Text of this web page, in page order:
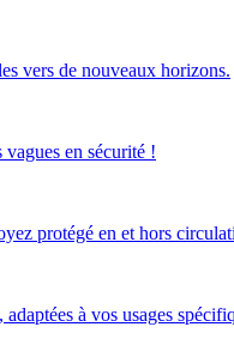
vers de nouveaux horizons.
vagues en sécurité !
protégé en et hors
à vos usages